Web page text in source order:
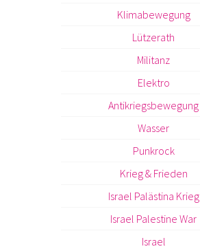
Klimabewegung
Lützerath
Militanz
Elektro
Antikriegsbewegung
Wasser
Punkrock
Krieg & Frieden
Israel Palästina Krieg
Israel Palestine War
Israel